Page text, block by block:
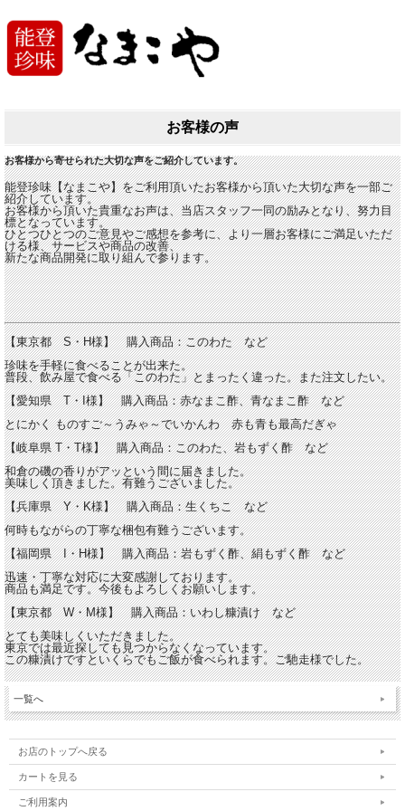
お客様の声
お客様から寄せられた大切な声をご紹介しています。
能登珍味【なまこや】をご利用頂いたお客様から頂いた大切な声を一部ご
紹介しています。
お客様から頂いた貴重なお声は、当店スタッフ一同の励みとなり、努力目
標となっています。
ひとつひとつのご意見やご感想を参考に、より一層お客様にご満足いただ
ける様、サービスや商品の改善、
新たな商品開発に取り組んで参ります。
【東京都 S・H様】 購入商品：このわた など
珍味を手軽に食べることが出来た。
普段、飲み屋で食べる「このわた」とまったく違った。また注文したい。
【愛知県 T・I様】 購入商品：赤なまこ酢、青なまこ酢 など
とにかく ものすご～うみゃ～でいかんわ 赤も青も最高だぎゃ
【岐阜県 T・T様】 購入商品：このわた、岩もずく酢 など
和倉の磯の香りがアッという間に届きました。
美味しく頂きました。有難うございました。
【兵庫県 Y・K様】 購入商品：生くちこ など
何時もながらの丁寧な梱包有難うございます。
【福岡県 I・H様】 購入商品：岩もずく酢、絹もずく酢 など
迅速・丁寧な対応に大変感謝しております。
商品も満足です。今後もよろしくお願いします。
【東京都 W・M様】 購入商品：いわし糠漬け など
とても美味しくいただきました。
東京では最近探しても見つからなくなっています。
この糠漬けですといくらでもご飯が食べられます。ご馳走様でした。
一覧へ
お店のトップへ戻る
カートを見る
ご利用案内